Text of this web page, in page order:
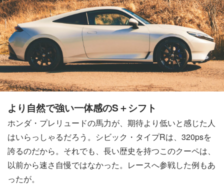
より自然で強い一体感のS＋シフト
ホンダ・プレリュードの馬力が、期待より低いと感じた人
はいらっしゃるだろう。シビック・タイプRは、320psを
誇るのだから。それでも、長い歴史を持つこのクーペは、
以前から速さ自慢ではなかった。レースへ参戦した例もあ
ったが。